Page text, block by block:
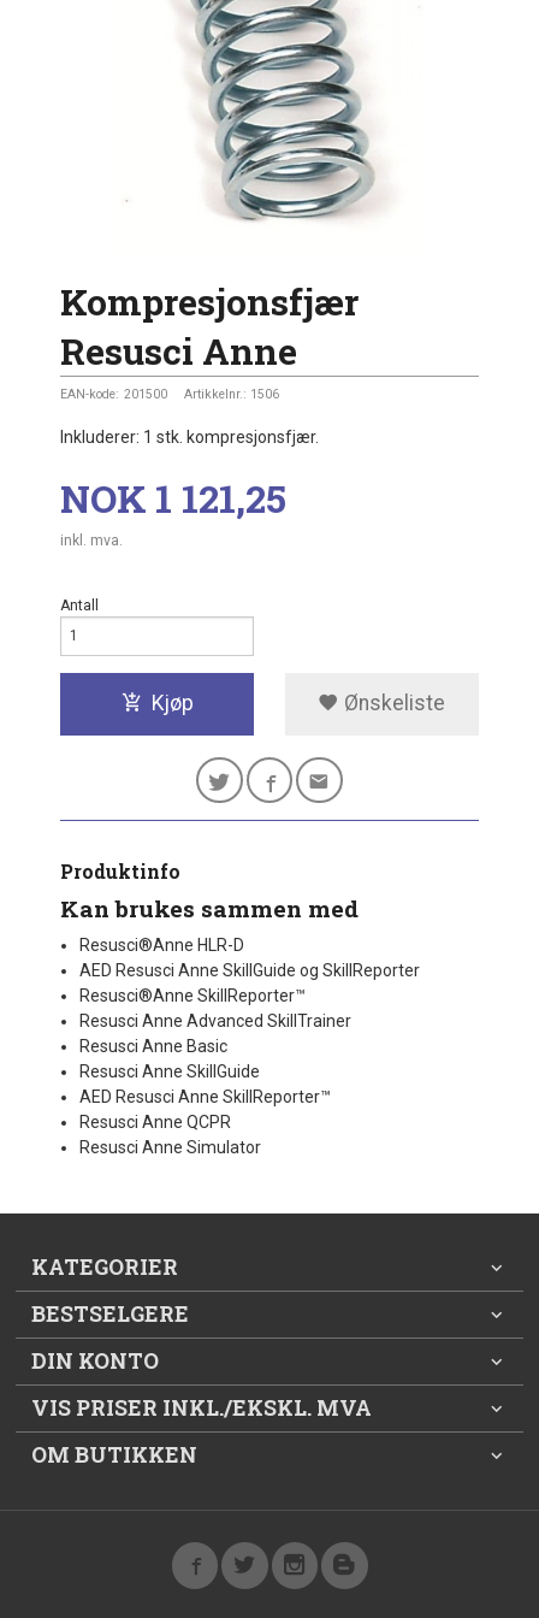
Kompresjonsfjær
Resusci Anne
EAN-kode: 201500 Artikkelnr.: 1506
Inkluderer: 1 stk. kompresjonsfjær.
Pris
NOK 1 121,25
inkl. mva.
Antall
Kjøp Ønskeliste
Produktinfo
Kan brukes sammen med
Resusci®Anne HLR-D
AED Resusci Anne SkillGuide og SkillReporter
Resusci®Anne SkillReporter™
Resusci Anne Advanced SkillTrainer
Resusci Anne Basic
Resusci Anne SkillGuide
AED Resusci Anne SkillReporter™
Resusci Anne QCPR
Resusci Anne Simulator
KATEGORIER
BESTSELGERE
DIN KONTO
VIS PRISER INKL./EKSKL. MVA
OM BUTIKKEN